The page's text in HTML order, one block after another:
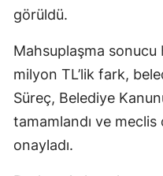
görüldü.
Mahsuplaşma sonucu
milyon TL’lik fark,
Süreç, Belediye
tamamlandı ve meclis
onayladı.